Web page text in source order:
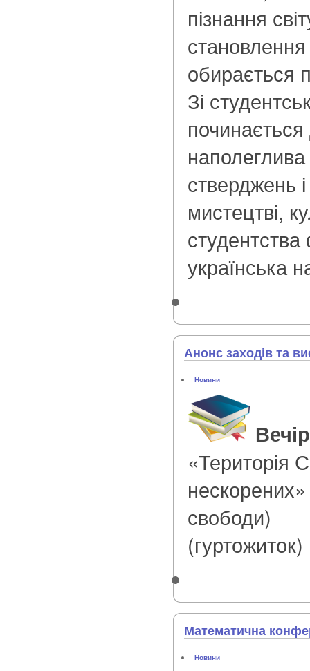
пізнання
становлення
обирається
Зі
починається
стверджень
мистецтві,
українська
Анонс заходів та
Новини
«Територія
нескорених»
свободи)
(гуртожиток)
Математична
Новини